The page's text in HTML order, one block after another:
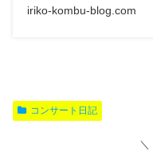
iriko-kombu-blog.com
コンサート日記